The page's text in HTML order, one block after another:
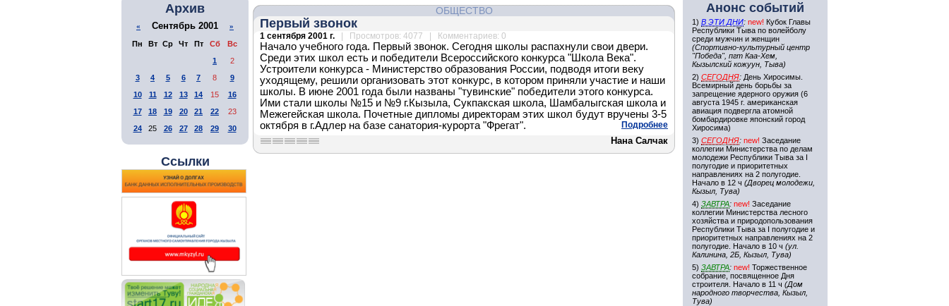
Архив
« Сентябрь 2001 »
Пн Вт Ср Чт Пт Сб
Вс
1
2
3
4 5 6 7 8
9
10
11 12 13 14 15
16
17
18 19 20 21 22
23
24
25 26 27 28 29 30
Ссылки
ОБЩЕСТВО
Первый звонок
1 сентября 2001 г. | Просмотров: 4077 | Комментариев: 0
Начало учебного года. Первый звонок. Сегодня школы распахнули свои двери.
Среди этих школ есть и победители Всероссийского конкурса "Школа Века".
Устроители конкурса - Министерство образования России, подводя итоги веку
уходящему, решили организовать этот конкурс, в котором приняли участие и наши
школы. В июне 2001 года были названы "тувинские" победители этого конкурса.
Ими стали школы №15 и №9 г.Кызыла, Сукпакская школа, Шамбалыгская школа и
Межегейская школа. Почетные дипломы директорам этих школ будут вручены 3-5
октября в г.Адлер на базе санатория-курорта "Фрегат".
Подробнее
Нана Салчак
Анонс событий
1) В ЭТИ ДНИ: new! Кубок Главы
Республики Тыва по волейболу
среди мужчин и женщин
(Спортивно-культурный центр
"Победа", пгт Каа-Хем,
Кызылский кожуун, Тыва)
2) СЕГОДНЯ: День Хиросимы.
Всемирный день борьбы за
запрещение ядерного оружия (6
августа 1945 г. американская
авиация подвергла атомной
бомбардировке японский город
Хиросима)
3) СЕГОДНЯ: new! Заседание
коллегии Министерства по делам
молодежи Республики Тыва за I
полугодие и приоритетных
направлениях на 2 полугодие.
Начало в 12 ч (Дворец молодежи,
Кызыл, Тува)
4) ЗАВТРА: new! Заседание
коллегии Министерства лесного
хозяйства и природопользования
Республики Тыва за I полугодие и
приоритетных направлениях на 2
полугодие. Начало в 10 ч (ул.
Калинина, 2Б, Кызыл, Тува)
5) ЗАВТРА: new! Торжественное
собрание, посвященное Дня
строителя. Начало в 11 ч (Дом
народного творчества, Кызыл,
Тува)